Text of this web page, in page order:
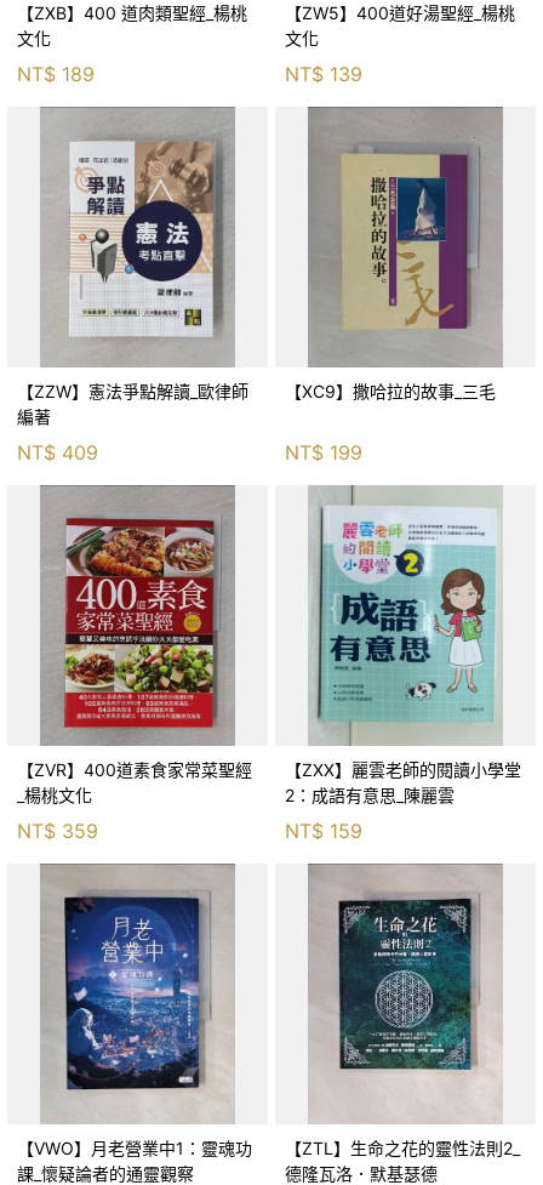
【ZXB】400 道肉類聖經_楊桃
文化
NT$ 189
【ZW5】400道好湯聖經_楊桃
文化
NT$ 139
【ZZW】憲法爭點解讀_歐律師
編著
NT$ 409
【XC9】撒哈拉的故事_三毛
NT$ 199
【ZVR】400道素食家常菜聖經
_楊桃文化
NT$ 359
【ZXX】麗雲老師的閱讀小學堂
2：成語有意思_陳麗雲
NT$ 159
【VWO】月老營業中1：靈魂功
課_懷疑論者的通靈觀察
【ZTL】生命之花的靈性法則2_
德隆瓦洛．默基瑟德